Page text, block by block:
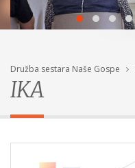
Družba sestara Naše Gospe
IKA